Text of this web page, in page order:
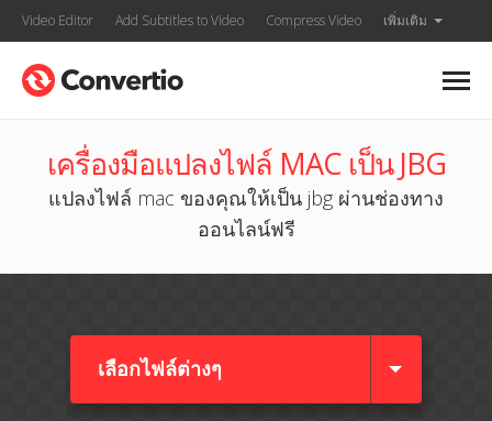
Video Editor Add Subtitles to Video Compress Video เพิ่มเติม
เครื่องมือแปลงไฟล์ MAC เป็น JBG
แปลงไฟล์ mac ของคุณให้เป็น jbg ผ่านช่องทาง
ออนไลน์ฟรี
เลือกไฟล์ต่างๆ​